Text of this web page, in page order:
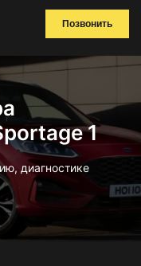
Позвонить
1
диагностике